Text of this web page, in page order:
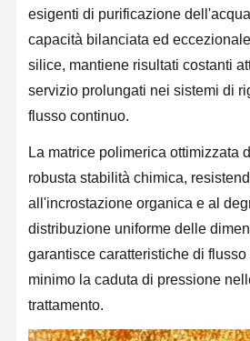
esigenti di purificazione
capacità bilanciata ed
silice, mantiene risultati costanti
servizio prolungati nei sistemi di
flusso continuo.
La matrice polimerica ottimizzata
robusta stabilità chimica,
all'incrostazione organica e al
distribuzione uniforme delle
garantisce caratteristiche di flusso
minimo la caduta di pressione
trattamento.